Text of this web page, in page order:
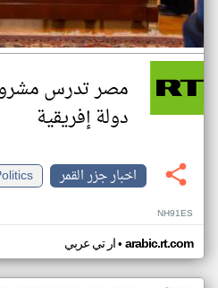
مصر تدرس
دولة إفريقية
اخبار جزر القمر
NH91ES
ار تي عربي• arabic.rt.com